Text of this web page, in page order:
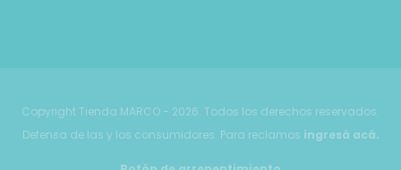
Copyright Tienda MARCO - 2026. Todos los derechos reservados.
Defensa de las y los consumidores. Para reclamos ingresá acá.